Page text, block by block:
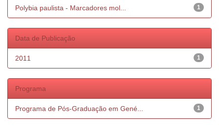
1
Polybia paulista - Marcadores mol...
Data de Publicação
1
2011
Programa
1
Programa de Pós-Graduação em Gené...